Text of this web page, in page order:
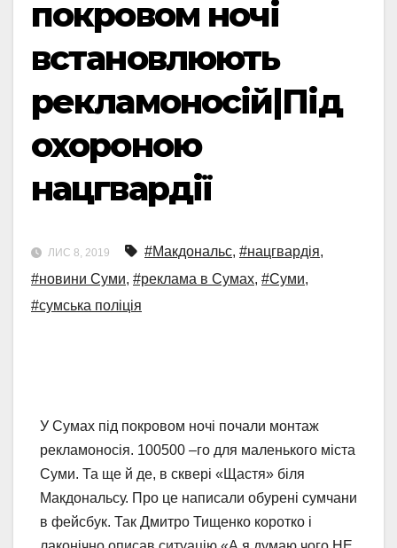
покровом ночі
встановлюють
рекламоносій|Під
охороною
нацгвардії
ЛИС 8, 2019 #Макдональс, #нацгвардія,
#новини Суми, #реклама в Сумах, #Суми,
#сумська поліція
У Сумах під покровом ночі почали монтаж
рекламоносія. 100500 –го для маленького міста
Суми. Та ще й де, в сквері «Щастя» біля
Макдональсу. Про це написали обурені сумчани
в фейсбук. Так Дмитро Тищенко коротко і